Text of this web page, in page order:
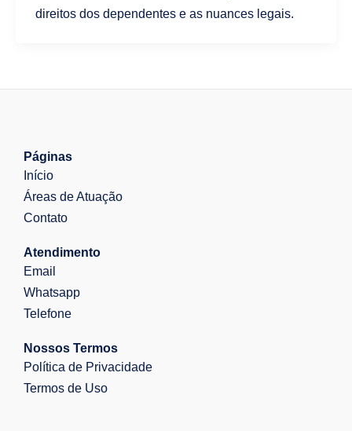
direitos dos dependentes e as nuances legais.
Páginas
Início
Áreas de Atuação
Contato
Atendimento
Email
Whatsapp
Telefone
Nossos Termos
Política de Privacidade
Termos de Uso